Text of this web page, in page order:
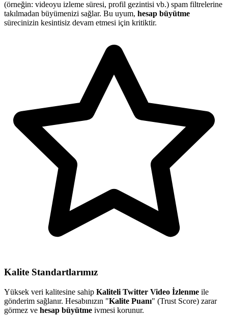
(örneğin: videoyu izleme süresi, profil gezintisi vb.) spam filtrelerine
takılmadan büyümenizi sağlar. Bu uyum, hesap büyütme
sürecinizin kesintisiz devam etmesi için kritiktir.
Kalite Standartlarımız
Yüksek veri kalitesine sahip Kaliteli Twitter Video İzlenme ile
gönderim sağlanır. Hesabınızın "Kalite Puanı" (Trust Score) zarar
görmez ve hesap büyütme ivmesi korunur.